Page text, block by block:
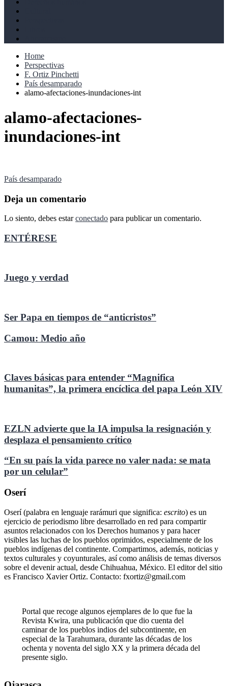
Home
Perspectivas
F. Ortiz Pinchetti
País desamparado
alamo-afectaciones-inundaciones-int
alamo-afectaciones-
inundaciones-int
Navegación
de
entradas
País desamparado
Deja un comentario
Lo siento, debes estarconectado para publicar un comentario.
ENTÉRESE
Juego y verdad
Ser Papa en tiempos de “anticristos”
Camou: Medio año
Claves básicas para entender “Magnifica
humanitas”, la primera encíclica del papa León XIV
EZLN advierte que la IA impulsa la resignación y
desplaza el pensamiento crítico
“En su país la vida parece no valer nada: se mata
por un celular”
Oserí
Oserí (palabra en lenguaje rarámuri que significa: escrito) es un
ejercicio de periodismo libre desarrollado en red para compartir
asuntos relacionados con los Derechos humanos y para hacer
visibles las luchas de los pueblos oprimidos, especialmente de los
pueblos indígenas del continente. Compartimos, además, noticias y
textos culturales y coyunturales, así como análisis de temas diversos
sobre el devenir actual, desde Chihuahua, México. El editor del sitio
es Francisco Xavier Ortiz. Contacto: fxortiz@gmail.com
Portal que recoge algunos ejemplares de lo que fue la
Revista Kwira, una publicación que dio cuenta del
caminar de los pueblos indios del subcontinente, en
especial de la Tarahumara, durante las décadas de los
ochenta y noventa del siglo XX y la primera década del
presente siglo.